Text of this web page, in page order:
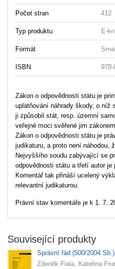
Počet stran 412
Typ produktu E-
Formát
ISBN 978-
Zákon o odpovědnosti státu je
uplatňování náhrady škody, o níž
ji způsobil stát, resp. územní
veřejné moci svěřené jim
Zákon o odpovědnosti státu je
judikaturu, a proto není náhodou,
Nejvyššího soudu zabývající se
odpovědnosti státu a třetí autor je
Komentář tak přináší ucelený
relevantní judikaturou.
Právní stav komentáře je k 1. 7.
Související produkty
Správní řád (500/2004
Zdeněk Fiala, Kateřina